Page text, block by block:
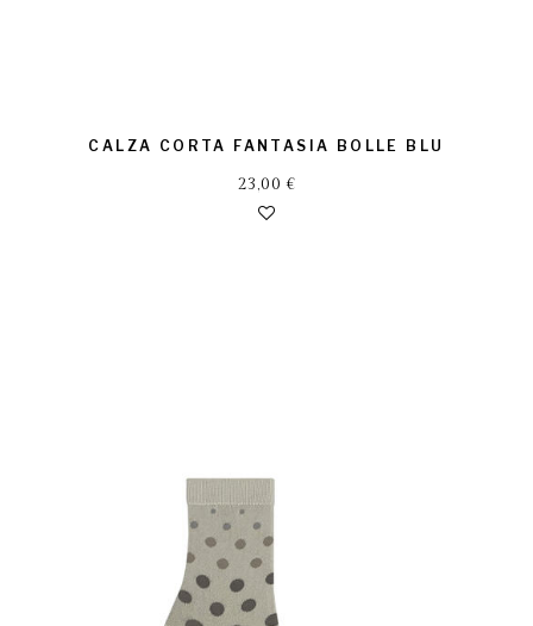
CALZA CORTA FANTASIA BOLLE BLU
23,00€